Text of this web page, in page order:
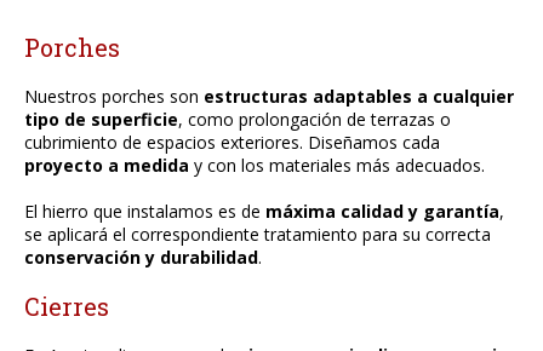
Porches
Nuestros porches son estructuras adaptables a cualquier
tipo de superficie, como prolongación de terrazas o
cubrimiento de espacios exteriores. Diseñamos cada
proyecto a medida y con los materiales más adecuados.
El hierro que instalamos es de máxima calidad y garantía,
se aplicará el correspondiente tratamiento para su correcta
conservación y durabilidad.
Cierres